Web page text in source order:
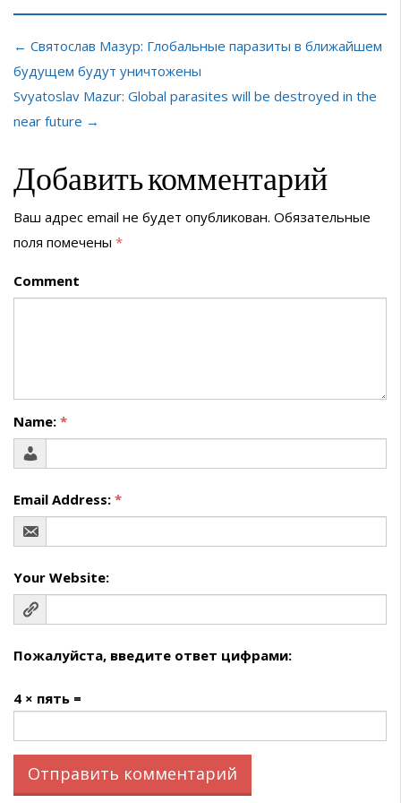
← Святослав Мазур: Глобальные паразиты в ближайшем
будущем будут уничтожены
Svyatoslav Mazur: Global parasites will be destroyed in the
near future →
Добавить комментарий
Ваш адрес email не будет опубликован. Обязательные
поля помечены *
Comment
Name: *
Email Address: *
Your Website:
Пожалуйста, введите ответ цифрами:
4 × пять =